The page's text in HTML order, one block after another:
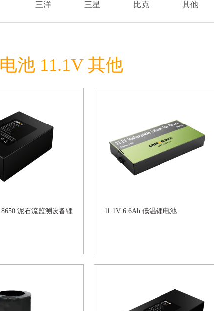
三洋 三星 比克 其他
池 11.1V 其他
泥石流监测设备锂
11.1V 6.6Ah 低温锂电池